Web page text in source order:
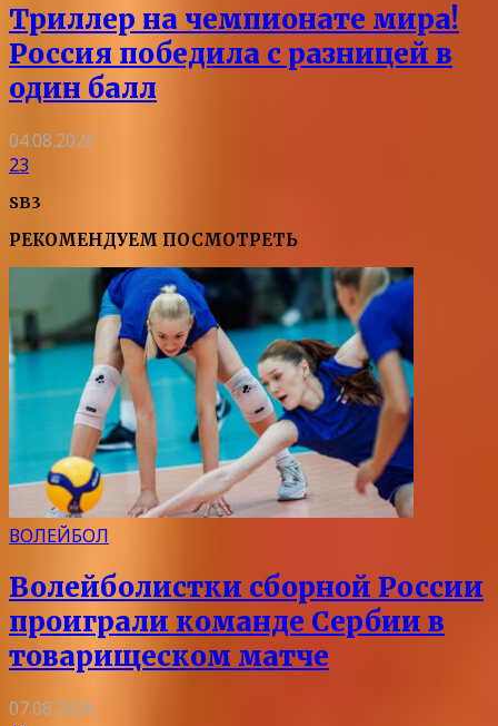
Триллер на чемпионате мира!
Россия победила с разницей в
один балл
04.08.2026
23
SB3
РЕКОМЕНДУЕМ ПОСМОТРЕТЬ
ВОЛЕЙБОЛ
Волейболистки сборной России
проиграли команде Сербии в
товарищеском матче
07.08.2026